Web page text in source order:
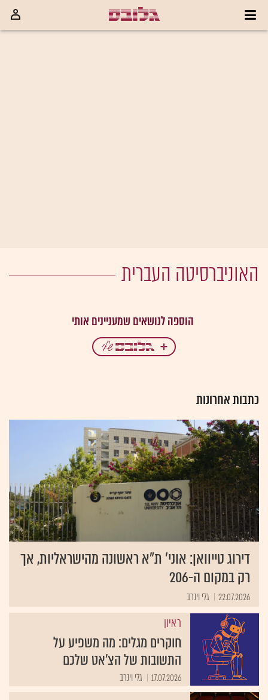
האוניברסיטה העברית
כתבות אחרונות
דירוג טייוואן: אוני' ת"א ראשונה מהישראליות, אך
רק במקום ה-206
22.07.2026 גלי וינרב
ראיון
חוקרים מגלים: מה משפיע על
התשובות של הצ'אט שלכם
17.07.2026 גלי וינרב